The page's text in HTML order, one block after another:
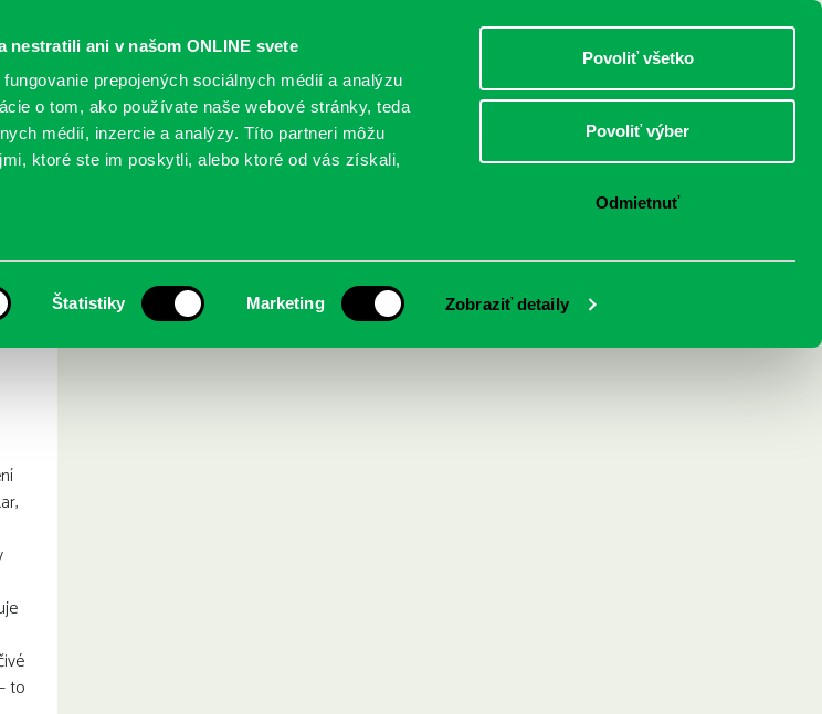
nestratili ani v našom ONLINE svete
prepojených sociálnych médií a analýzu
o tom, ako používate naše webové stránky, teda
médií, inzercie a analýzy. Títo partneri môžu
ktoré ste im poskytli, alebo ktoré od vás získali,
Štatistiky Marketing Zobraziť detaily
Povoliť všetko
Povoliť výber
Odmietnuť
DOSPELÍ
POBOČKY O KNIŽNICI
to